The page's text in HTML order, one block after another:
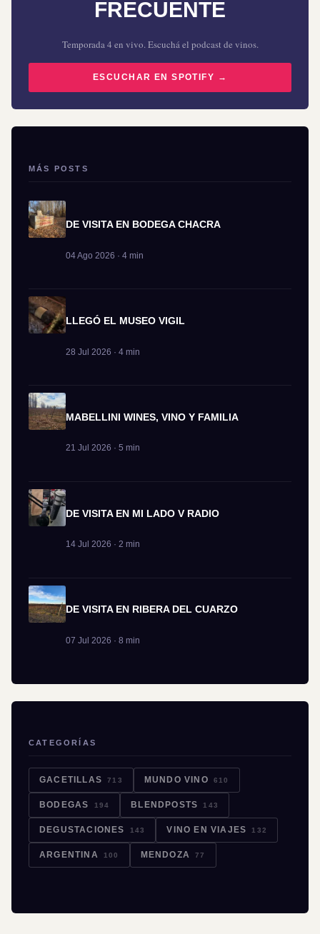
FRECUENTE
Temporada 4 en vivo. Escuchá el podcast de vinos.
ESCUCHAR EN SPOTIFY →
MÁS POSTS
DE VISITA EN BODEGA CHACRA
04 Ago 2026 · 4 min
LLEGÓ EL MUSEO VIGIL
28 Jul 2026 · 4 min
MABELLINI WINES, VINO Y FAMILIA
21 Jul 2026 · 5 min
DE VISITA EN MI LADO V RADIO
14 Jul 2026 · 2 min
DE VISITA EN RIBERA DEL CUARZO
07 Jul 2026 · 8 min
CATEGORÍAS
GACETILLAS 713 MUNDO VINO 610
BODEGAS 194 BLENDPOSTS 143
DEGUSTACIONES 143 VINO EN VIAJES 132
ARGENTINA 100 MENDOZA 77